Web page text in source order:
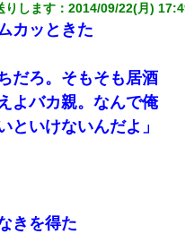
りします ：2014/09/22(月)
カッときた
だろ。そもそも居酒
よバカ親。なんで俺
といけないんだよ」
きを得た